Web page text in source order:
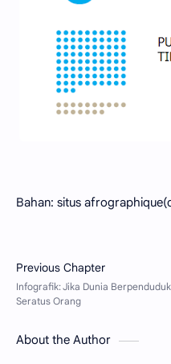
Bahan: situs
About the Author